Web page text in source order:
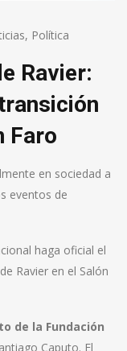
, Política
Ravier:
Faro
en sociedad a
eventos de
haga oficial el
Ravier en el Salón
de la Fundación
Caputo. El